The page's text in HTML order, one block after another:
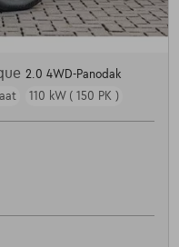
2.0 4WD-Panodak
110 kW ( 150 PK )